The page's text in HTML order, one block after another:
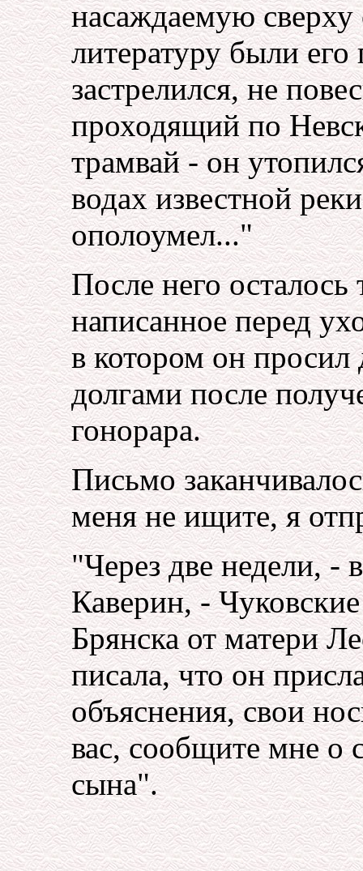
насаждаемую
литературу были
застрелился, не
проходящий по
трамвай - он
водах известной
ополоумел..."
После него
написанное перед
в котором он просил
долгами после
гонорара.
Письмо
меня не ищите, я
"Через две недели, -
Каверин, -
Брянска от матери
писала, что он
объяснения, свои
вас, сообщите мне о
сына".